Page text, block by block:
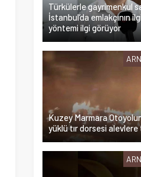
Türkülerle gayrimenkul
İstanbul’da emlakçının
yöntemi ilgi görüyor
Kuzey Marmara
yüklü tır dorsesi